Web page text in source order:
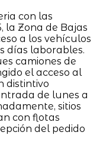
con las
la Zona de Bajas
a los vehículos
días laborables.
camiones de
el acceso al
distintivo
de lunes a
sitios
con flotas
del pedido